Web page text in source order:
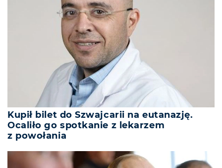
Kupił bilet do Szwajcarii na eutanazję.
Ocaliło go spotkanie z lekarzem
z powołania